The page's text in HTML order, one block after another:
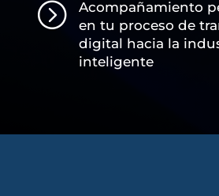
=
Acompañamiento
en tu proceso de
digital hacia la
inteligente